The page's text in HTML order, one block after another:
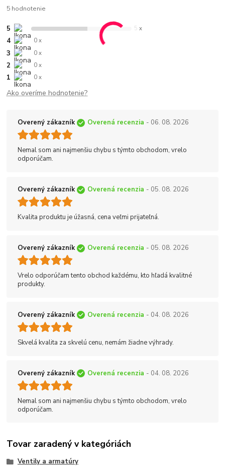
5 hodnotenie
5 5 x
4 0 x
3 0 x
2 0 x
1 0 x
Ako overíme hodnotenie?
Overený zákazník Overená recenzia - 06. 08. 2026
Nemal som ani najmenšiu chybu s týmto obchodom, vrelo
odporúčam.
Overený zákazník Overená recenzia - 05. 08. 2026
Kvalita produktu je úžasná, cena veľmi prijateľná.
Overený zákazník Overená recenzia - 05. 08. 2026
Vrelo odporúčam tento obchod každému, kto hľadá kvalitné
produkty.
Overený zákazník Overená recenzia - 04. 08. 2026
Skvelá kvalita za skvelú cenu, nemám žiadne výhrady.
Overený zákazník Overená recenzia - 04. 08. 2026
Nemal som ani najmenšiu chybu s týmto obchodom, vrelo
odporúčam.
Tovar zaradený v kategóriách
Ventily a armatúry